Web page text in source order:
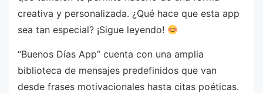
creativa y personalizada. ¿Qué hace que esta app
sea tan especial? ¡Sigue leyendo!
“Buenos Días App” cuenta con una amplia
biblioteca de mensajes predefinidos que van
desde frases motivacionales hasta citas poéticas.